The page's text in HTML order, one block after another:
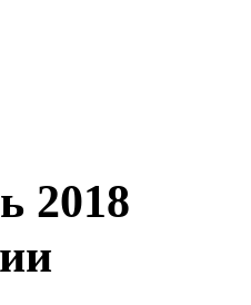
2018